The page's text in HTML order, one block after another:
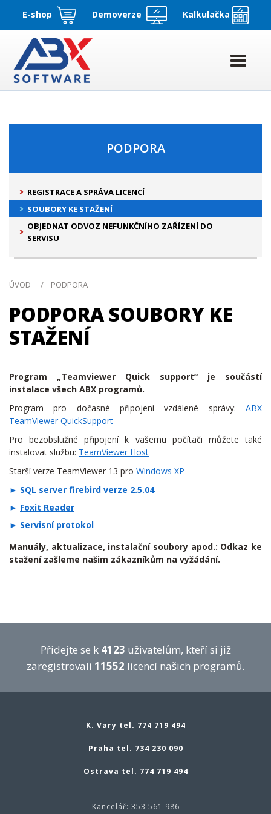
E-shop Demoverze Kalkulačka
PODPORA
REGISTRACE A SPRÁVA LICENCÍ
SOUBORY KE STAŽENÍ
OBJEDNAT ODVOZ NEFUNKČNÍHO ZAŘÍZENÍ DO
SERVISU
ÚVOD PODPORA
PODPORA SOUBORY KE
STAŽENÍ
Program „Teamviewer Quick support“ je součástí
instalace všech ABX programů.
Program pro dočasné připojení vzdálené správy: ABX
TeamViewer QuickSupport
Pro bezobslužné připojení k vašemu počítači můžete také
instalovat službu: TeamViewer Host
Starší verze TeamViewer 13 pro Windows XP
SQL server firebird verze 2.5.04
Foxit Reader
Servisní protokol
Manuály, aktualizace, instalační soubory apod.: Odkaz ke
stažení zašleme našim zákazníkům na vyžádání.
Přidejte se k 4123 uživatelům, kteří si již
zaregistrovali 11552 licencí našich programů.
K. Vary tel. 774 719 494
Praha tel. 734 230 090
Ostrava tel. 774 719 494
Kancelář: 353 561 986